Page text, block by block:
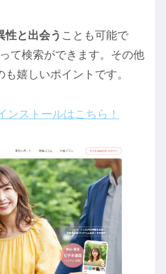
性と出会う ことも可能で
て検索ができます。その他
嬉しいポイントです。
ンストールはこちら！